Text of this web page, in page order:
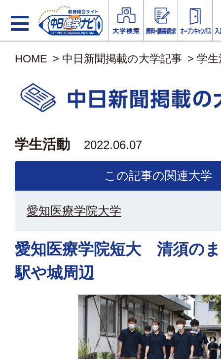
HOME > 中日新聞掲載の大学記事 > 学
学生活動 2022.06.07
この記事の関連大学
愛知医療学院大学
愛知医療学院短大 清須の
駅や城周辺